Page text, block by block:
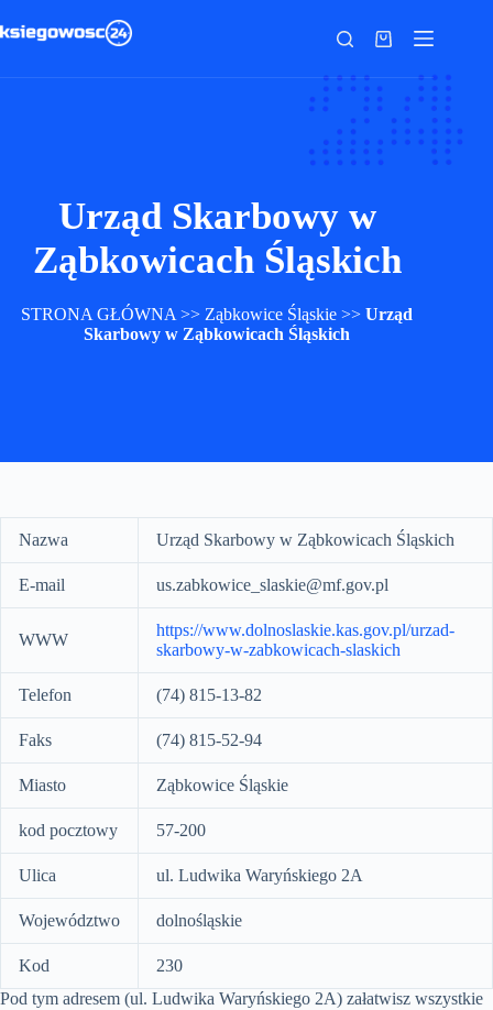
do
Koszyk
Urząd Skarbowy w
Ząbkowicach Śląskich
STRONA GŁÓWNA >> Ząbkowice Śląskie >>Urząd
Skarbowy w Ząbkowicach Śląskich
Nazwa Urząd Skarbowy w Ząbkowicach Śląskich
E-mail us.zabkowice_slaskie@mf.gov.pl
WWW
https://www.dolnoslaskie.kas.gov.pl/urzad-
skarbowy-w-zabkowicach-slaskich
Telefon (74) 815-13-82
Faks (74) 815-52-94
Miasto Ząbkowice Śląskie
kod pocztowy 57-200
Ulica ul. Ludwika Waryńskiego 2A
Województwo dolnośląskie
Kod
230
Pod tym adresem (ul. Ludwika Waryńskiego 2A) załatwisz wszystkie